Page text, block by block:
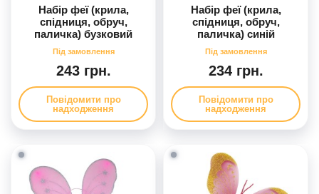
Набір феї (крила,
спідниця, обруч,
паличка) бузковий
243 грн.
Повідомити про
надходження
Набір феї (крила,
спідниця, обруч,
паличка) синій
234 грн.
Повідомити про
надходження